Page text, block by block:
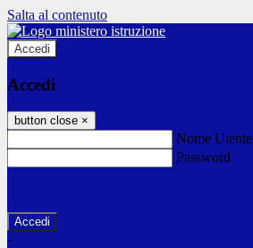
Salta al contenuto
Accedi
Accedi
button close ×
Nome Utente
Password
-